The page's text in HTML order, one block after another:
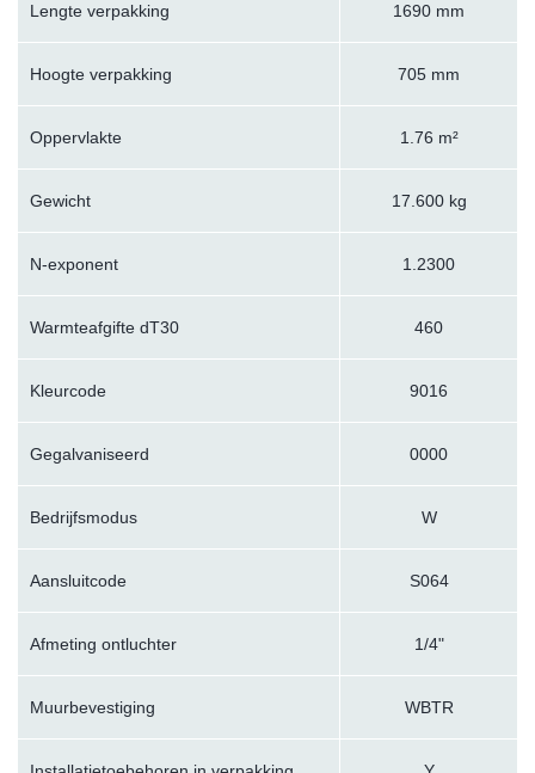
Lengte verpakking 1690 mm
Hoogte verpakking 705 mm
Oppervlakte 1.76 m²
Gewicht 17.600 kg
N-exponent 1.2300
Warmteafgifte dT30 460
Kleurcode 9016
Gegalvaniseerd 0000
Bedrijfsmodus W
Aansluitcode S064
Afmeting ontluchter 1/4"
Muurbevestiging WBTR